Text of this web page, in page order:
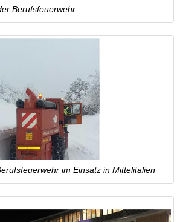
Berufsfeuerwehr
im Einsatz in Mittelitalien